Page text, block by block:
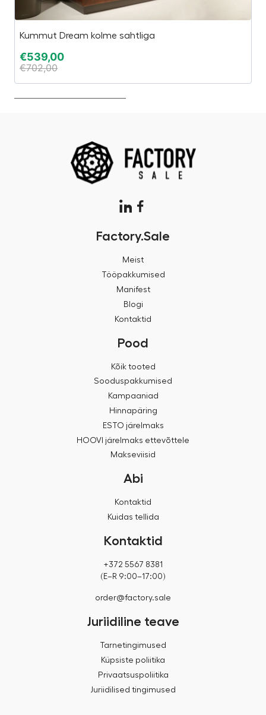
Kummut Dream kolme sahtliga
€539,00
€702,00
Factory.Sale
Meist
Tööpakkumised
Manifest
Blogi
Kontaktid
Pood
Kõik tooted
Sooduspakkumised
Kampaaniad
Hinnapäring
ESTO järelmaks
HOOVI järelmaks ettevõttele
Makseviisid
Abi
Kontaktid
Kuidas tellida
Kontaktid
+372 5567 8381
(E–R 9:00–17:00)
order@factory.sale
Juriidiline teave
Tarnetingimused
Küpsiste poliitika
Privaatsuspoliitika
Juriidilised tingimused